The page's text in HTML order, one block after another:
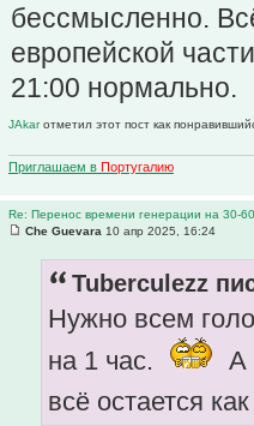
бессмысленно.
европейской
21:00 нормально.
JAkarотметил этот пост как
Приглашаем в Португалию
Re: Перенос времени генерации на 30-
Che Guevara 10 апр 2025, 16:24
Tuberculezz
Нужно всем
на 1 час.
А
всё остается